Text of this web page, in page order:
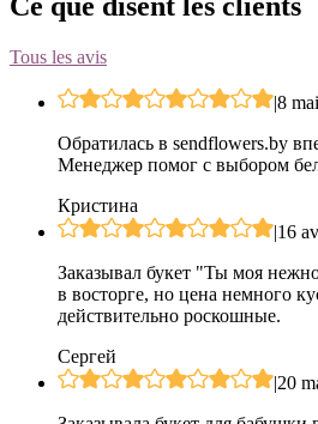
Tous les avis
|8
Обратилась в sendflowers.by
Менеджер помог с выбором
Кристина
|16
Заказывал букет "Ты моя
в восторге, но цена немного
действительно роскошные.
Сергей
|20